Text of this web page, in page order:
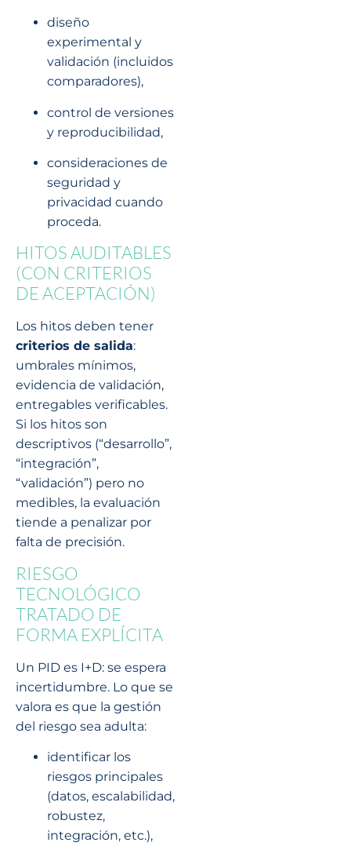
diseño
experimental y
validación (incluidos
comparadores),
control de versiones
y reproducibilidad,
consideraciones de
seguridad y
privacidad cuando
proceda.
HITOS AUDITABLES
(CON CRITERIOS
DE ACEPTACIÓN)
Los hitos deben tener
criterios de salida:
umbrales mínimos,
evidencia de validación,
entregables verificables.
Si los hitos son
descriptivos (“desarrollo”,
“integración”,
“validación”) pero no
medibles, la evaluación
tiende a penalizar por
falta de precisión.
RIESGO
TECNOLÓGICO
TRATADO DE
FORMA EXPLÍCITA
Un PID es I+D: se espera
incertidumbre. Lo que se
valora es que la gestión
del riesgo sea adulta:
identificar los
riesgos principales
(datos, escalabilidad,
robustez,
integración, etc.),